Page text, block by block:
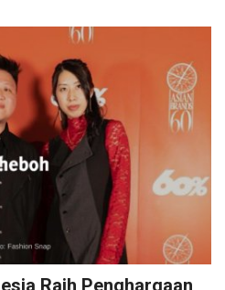
Raih Penghargaan